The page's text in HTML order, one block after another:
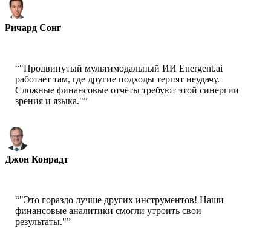
Ричард Сонг
“"Продвинутый мультимодальный ИИ Energent.ai
работает там, где другие подходы терпят неудачу.
Сложные финансовые отчёты требуют этой синергии
зрения и языка."”
Джон Конрадт
“"Это гораздо лучше других инструментов! Наши
финансовые аналитики смогли утроить свои
результаты."”